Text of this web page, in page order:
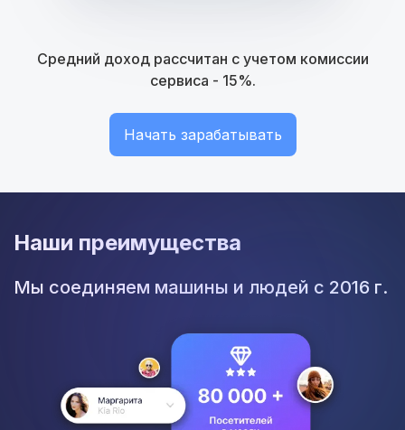
Средний доход рассчитан с учетом комиссии
сервиса - 15%.
Начать зарабатывать
Наши преимущества
Мы соединяем машины и людей с 2016 г.